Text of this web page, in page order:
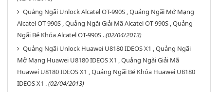
Quảng Ngãi Unlock Alcatel OT-990S , Quảng Ngãi Mở Mạng
Alcatel OT-990S , Quảng Ngãi Giải Mã Alcatel OT-990S , Quảng
Ngãi Bẻ Khóa Alcatel OT-990S .(02/04/2013)
Quảng Ngãi Unlock Huawei U8180 IDEOS X1 , Quảng Ngãi
Mở Mạng Huawei U8180 IDEOS X1 , Quảng Ngãi Giải Mã
Huawei U8180 IDEOS X1 , Quảng Ngãi Bẻ Khóa Huawei U8180
IDEOS X1 .(02/04/2013)